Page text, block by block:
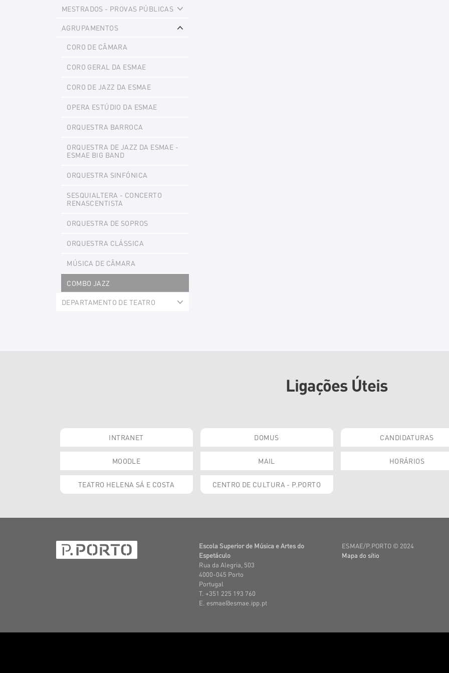
MESTRADOS - PROVAS PÚBLICAS
AGRUPAMENTOS
CORO DE CÂMARA
CORO GERAL DA ESMAE
CORO DE JAZZ DA ESMAE
OPERA ESTÚDIO DA ESMAE
ORQUESTRA BARROCA
ORQUESTRA DE JAZZ DA ESMAE -
ESMAE BIG BAND
ORQUESTRA SINFÓNICA
SESQUIALTERA - CONCERTO
RENASCENTISTA
ORQUESTRA DE SOPROS
ORQUESTRA CLÁSSICA
MÚSICA DE CÂMARA
COMBO JAZZ
DEPARTAMENTO DE TEATRO
Ligações Úteis
INTRANET DOMUS CANDIDATURAS
MOODLE MAIL HORÁRIOS
TEATRO HELENA SÁ E COSTA CENTRO DE CULTURA - P.PORTO
Escola Superior de Música e Artes do
Espetáculo
Rua da Alegria, 503
4000-045 Porto
Portugal
T. +351 225 193 760
E. esmae@esmae.ipp.pt
ESMAE/P.PORTO © 2024
Mapa do sítio